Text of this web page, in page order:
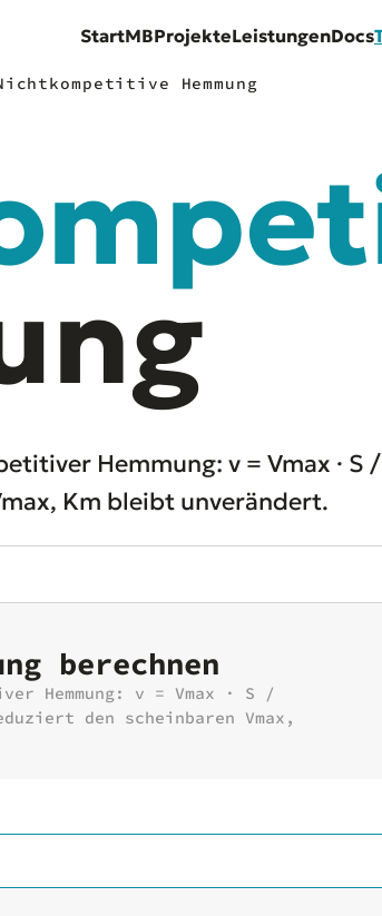
StartMBProjekteLeistungenDocs
Hemmung
Hemmung: v = Vmax · S /
Km bleibt unverändert.
berechnen
Hemmung: v = Vmax · S /
den scheinbaren Vmax,